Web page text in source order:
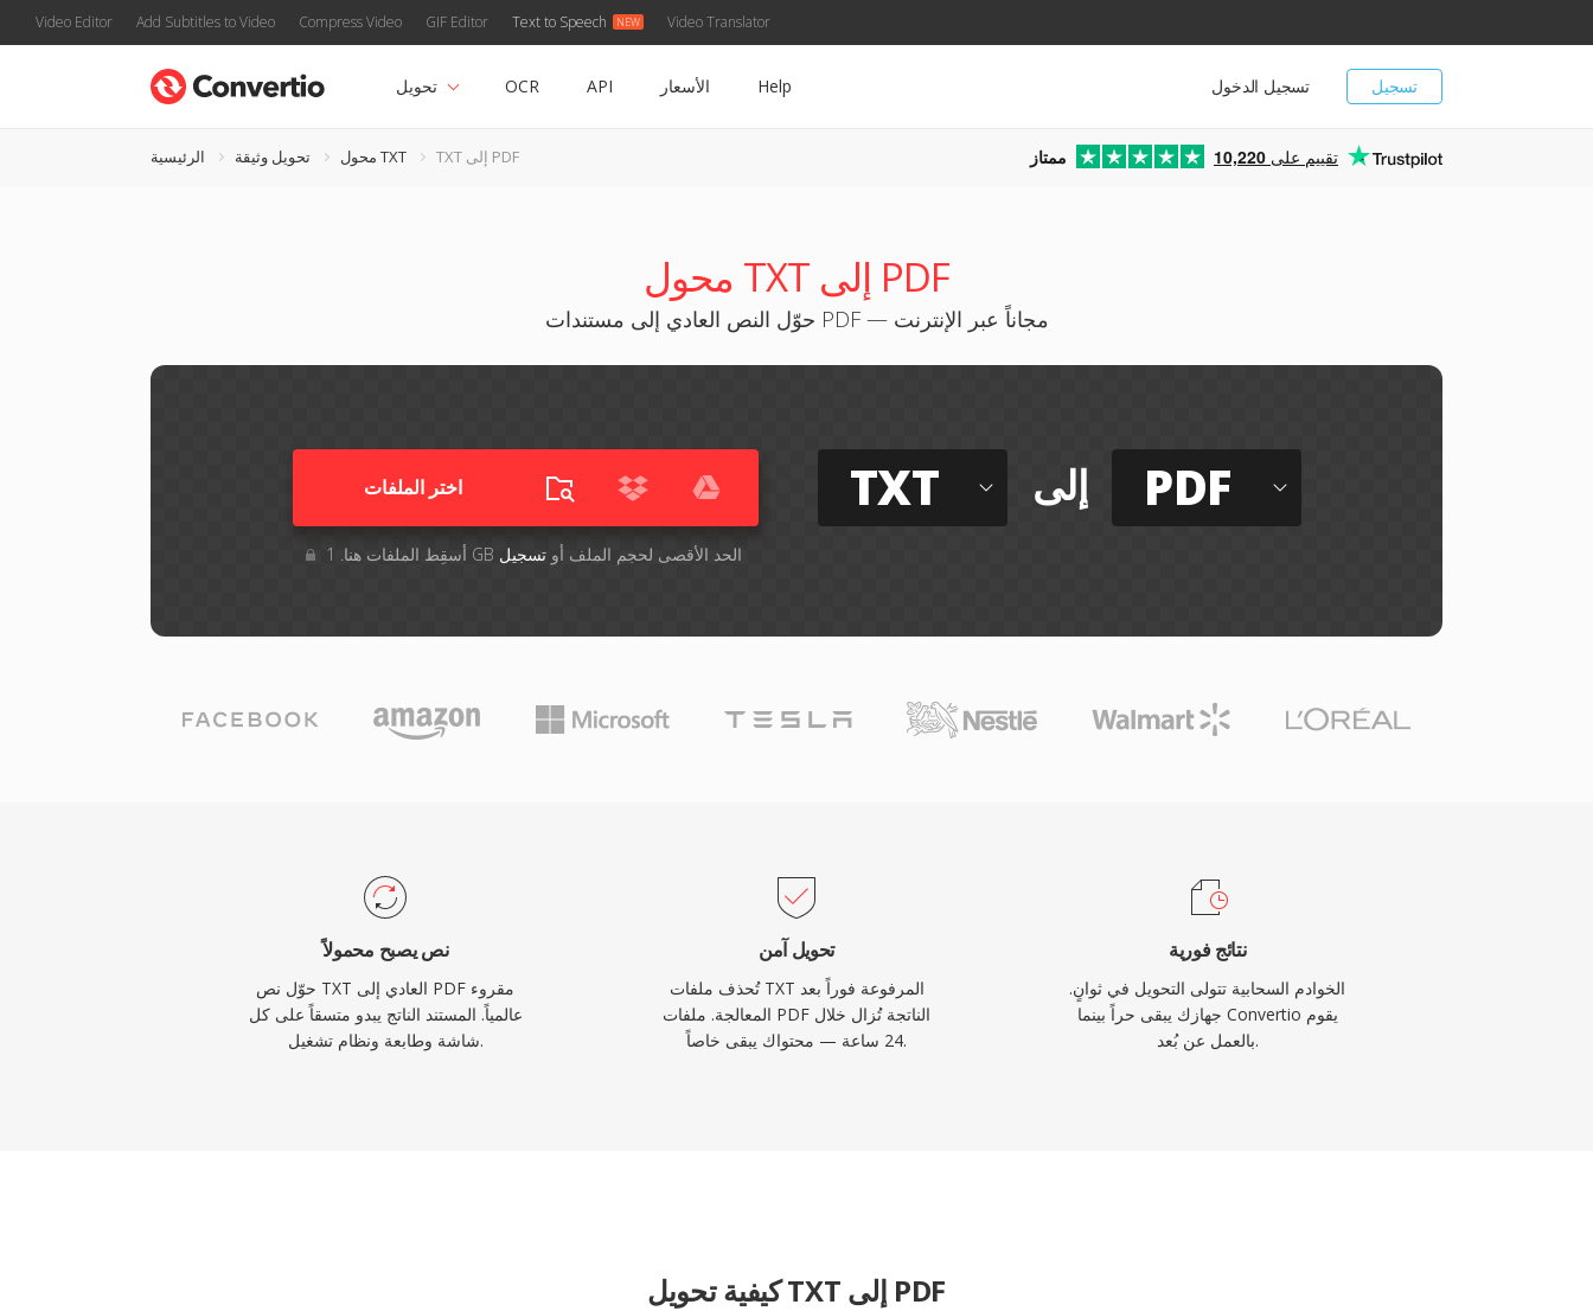
Video Editor Add Subtitles to Video Compress Video GIF Editor Text to Speech Video Translator
تسجيل تسجيل الدخول تحويل OCR API الأسعار Help
الرئيسية تحويل وثيقة محول TXT TXT إلى PDF ممتاز 10,220 تقييم على
محول TXT إلى PDF
حوّل النص العادي إلى مستندات PDF — مجاناً عبر الإنترنت
اختر الملفات
أسقِط الملفات هنا. 1 GB الحد الأقصى لحجم الملف أوتسجيل
TXT إلى PDF
نص يصبح محمولاً
حوّل نص TXT العادي إلى PDF مقروء
عالمياً. المستند الناتج يبدو متسقاً على كل
شاشة وطابعة ونظام تشغيل.
تحويل آمن
تُحذف ملفات TXT المرفوعة فوراً بعد
المعالجة. ملفات PDF الناتجة تُزال خلال
24 ساعة — محتواك يبقى خاصاً.
نتائج فورية
الخوادم السحابية تتولى التحويل في ثوانٍ.
جهازك يبقى حراً بينما Convertio يقوم
بالعمل عن بُعد.
كيفية تحويل TXT إلى PDF